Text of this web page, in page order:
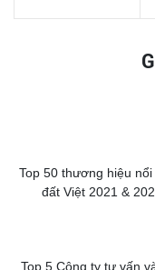
Top 50 thương hiệu nổi
đất Việt 2021 &
Top 5 Công ty tư vấn